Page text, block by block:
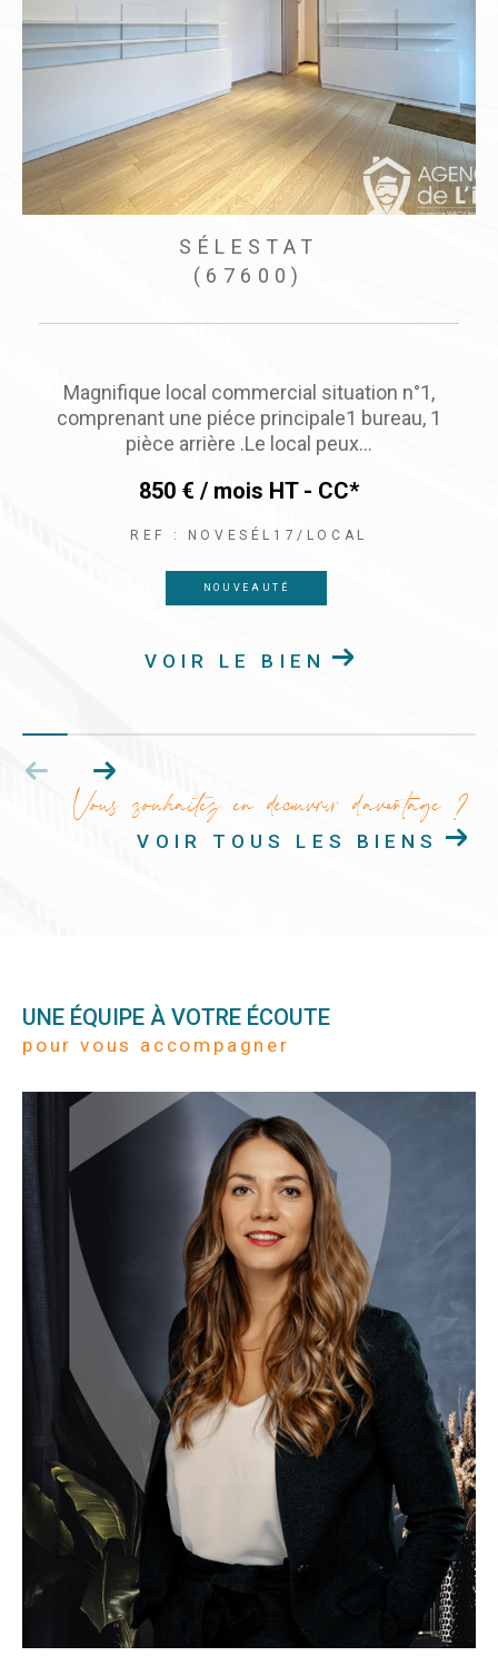
SÉLESTAT
(67600)
Local commercial idéalement situé au cœur de
ville de Sélestat place d’Armes - Emplacement
numéro un sur une place...
1 200 € / mois NAT - CC*
REF : ELLOSELESTATPLCARMES
EXCLUSIVITÉ NOUVEAUTÉ
VOIR LE BIEN
Vous souhaitez en découvrir d'avantage ?
VOIR TOUS LES BIENS
UNE ÉQUIPE À VOTRE ÉCOUTE
pour vous accompagner